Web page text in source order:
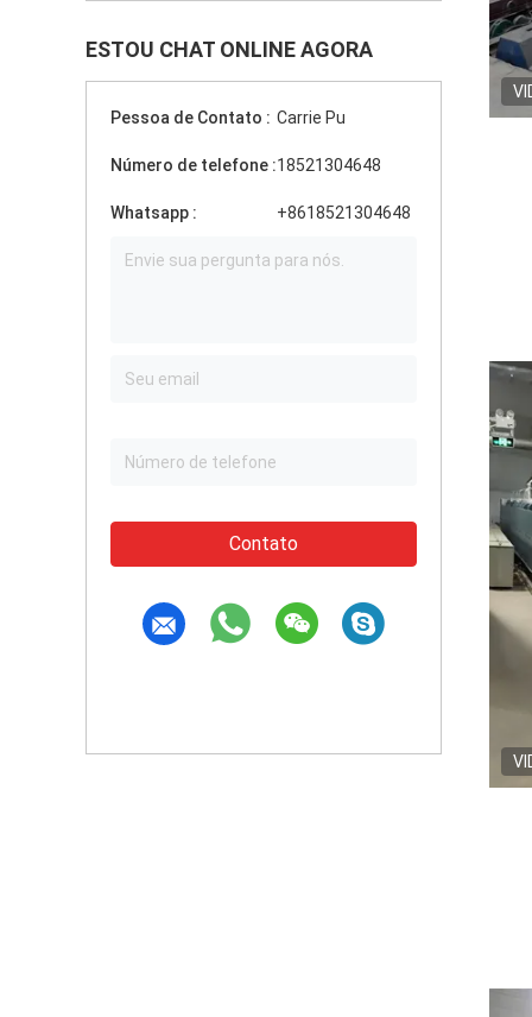
ESTOU CHAT ONLINE AGORA
Pessoa de Contato : Carrie Pu
Número de telefone :18521304648
Whatsapp : +8618521304648
Contato